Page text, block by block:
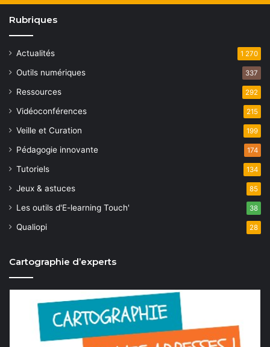
Rubriques
Actualités 1 270
Outils numériques 337
Ressources 292
Vidéoconférences 215
Veille et Curation 199
Pédagogie innovante 174
Tutoriels 134
Jeux & astuces 85
Les outils d'E-learning Touch' 38
Qualiopi 28
Cartographie d’experts